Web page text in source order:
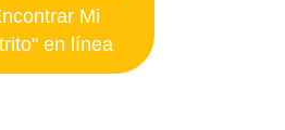
Mi
en línea